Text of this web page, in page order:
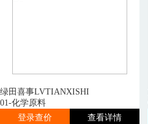
绿田喜事LVTIANXISHI
01-化学原料
登录查价
查看详情